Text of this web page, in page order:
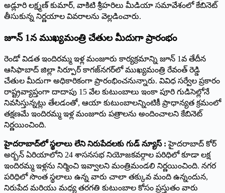
అడ్లూరి లక్ష్మణ్ కుమార్, వాకిటి శ్రీహరిలు మీడియా సమావేశంలో కేబినెట్
తీసుకున్న నిర్ణయాల వివరాలను వెల్లడించారు.
జూన్ 1న ముఖ్యమంత్రి చేతుల మీదుగా ప్రారంభం
రెండో విడత ఇందిరమ్మ ఇళ్ల మంజూరు కార్యక్రమాన్ని జూన్ 1వ తేదీన
ఆసిఫాబాద్ జిల్లా సిర్పూర్ కాగజ్‌నగర్‌లో ముఖ్యమంత్రి రేవంత్ రెడ్డి
చేతుల మీదుగా అధికారికంగా ప్రారంభించనున్నారు. వివిధ సర్వేల ప్రకారం
రాష్ట్రవ్యాప్తంగా దాదాపు 15 వేల కుటుంబాలు ఇంకా పూరి గుడిసెల్లోనే
నివసిస్తున్నట్లు తేలడంతో, ఆయా కుటుంబాలన్నింటికీ ప్రాధాన్యత క్రమంలో
తక్షణమే ఇందిరమ్మ ఇళ్ల మంజూరు పత్రాలను అందించాలని కేబినెట్
నిర్ణయించింది.
హైదరాబాద్‌లో స్థలాలు లేని నిరుపేదలకు గుడ్ న్యూస్ :హైదరాబాద్ కోర్
అర్బన్ ఏరియాలోని 24 శాసనసభ నియోజకవర్గాల పరిధిలో కూడా లక్ష
ఇందిరమ్మ ఇళ్లను నిర్మించి ఇవ్వాలని మంత్రిమండలి నిర్ణయించింది. నగర
పరిధిలో సొంత స్థలాలు ఉన్న వారు చాలా తక్కువ మంది ఉన్నందున,
నిరుపేద మరియు మధ్య తరగతి కుటుంబాల కోసం ప్రస్తుతం వారు